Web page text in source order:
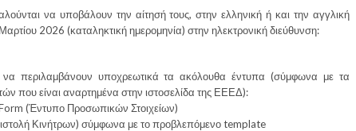
να υποβάλουν την αίτησή τους, στην ελληνική ή και την αγγλική
2026 (καταληκτική ημερομηνία) στην ηλεκτρονική διεύθυνση:
να περιλαμβάνουν υποχρεωτικά τα ακόλουθα έντυπα (σύμφωνα με τα
που είναι αναρτημένα στην ιστοσελίδα της ΕΕΕΔ):
(Έντυπο Προσωπικών Στοιχείων)
Κινήτρων) σύμφωνα με το προβλεπόμενο template